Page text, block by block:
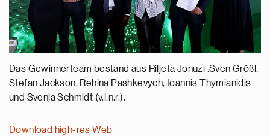
Das Gewinnerteam bestand aus Riljeta Jonuzi ,Sven Größl,
Stefan Jackson, Rehina Pashkevych, Ioannis Thymianidis
und Svenja Schmidt (v.l.n.r.).
Download high-res Web